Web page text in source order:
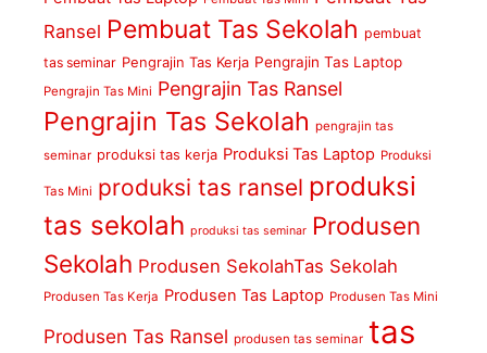
Ransel Pembuat Tas Sekolah pembuat
tas seminar Pengrajin Tas Kerja Pengrajin Tas Laptop
Pengrajin Tas Mini Pengrajin Tas Ransel
Pengrajin Tas Sekolah pengrajin tas
seminar produksi tas kerja Produksi Tas Laptop Produksi
Tas Mini produksi tas ransel produksi
tas sekolah produksi tas seminar Produsen
Sekolah Produsen SekolahTas Sekolah
Produsen Tas Kerja Produsen Tas Laptop Produsen Tas Mini
Produsen Tas Ransel produsen tas seminar tas